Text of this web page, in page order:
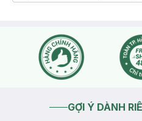
GỢI Ý DÀNH